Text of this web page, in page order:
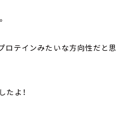
ロテインみたいな方向性だと思
たよ！